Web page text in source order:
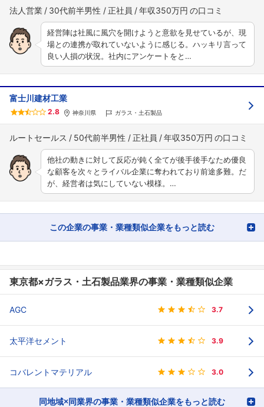
法人営業 30代前半男性 正社員 年収350万円
経営陣は社風に風穴を開けようと意欲を見せているが、現
場との連携が取れていないように感じる。ハッキリ言って
良い人損の状況。社内にアンケートをと…
富士川建材工業
2.8 神奈川県 ガラス・土石製品
ルートセールス 50代前半男性 正社員 年収350万円
他社の動きに対して反応が鈍く全てが後手後手なため優良
な顧客を次々とライバル企業に奪われており前途多難。だ
が、経営者は気にしていない模様。…
この企業の事業・業種類似企業をもっと読む
東京都×ガラス・土石製品業界の事業・業種類似企業
AGC 3.7
太平洋セメント 3.9
コバレントマテリアル 3.0
同地域×同業界の事業・業種類似企業をもっと読む